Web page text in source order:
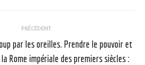
PRÉCÉDENT
par les oreilles. Prendre le pouvoir et
Rome impériale des premiers siècles :